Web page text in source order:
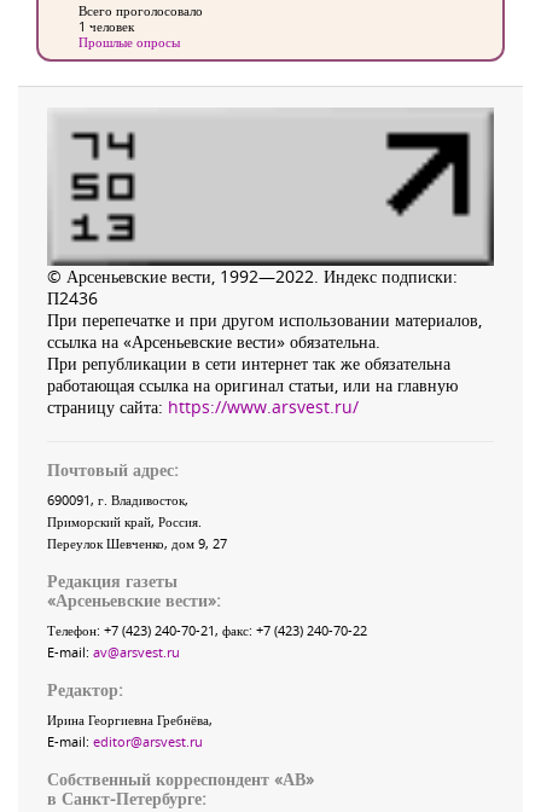
Всего проголосовало
1 человек
Прошлые опросы
© Арсеньевские вести, 1992—2022. Индекс подписки:
П2436
При перепечатке и при другом использовании материалов,
ссылка на «Арсеньевские вести» обязательна.
При републикации в сети интернет так же обязательна
работающая ссылка на оригинал статьи, или на главную
страницу сайта: https://www.arsvest.ru/
Почтовый адрес:
690091, г. Владивосток,
Приморский край, Россия
Переулок Шевченко, дом 9, 27
Редакция газеты
«Арсеньевские вести»:
Телефон: +7 (423) 240-70-21, факс: +7 (423) 240-70-22
E-mail: av@arsvest.ru
Редактор:
Ирина Георгиевна Гребнёва,
E-mail: editor@arsvest.ru
Собственный корреспондент «АВ»
в Санкт-Петербурге: